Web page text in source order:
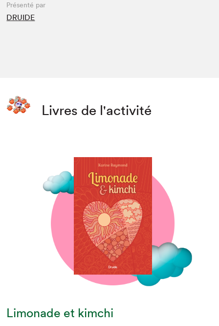
Présenté par
DRUIDE
Livres de l'activité
Limonade et kimchi